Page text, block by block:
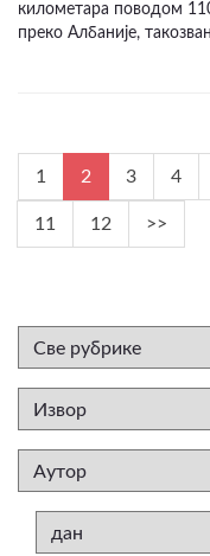
километара поводом
преко Албаније,
1 2 3 4
11 12 >>